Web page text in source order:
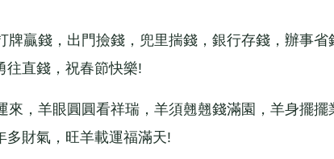
贏錢，出門撿錢，兜里揣錢，銀行存錢，辦事省
往直錢，祝春節快樂!
，羊眼圓圓看祥瑞，羊須翹翹錢滿園，羊身擺擺
多財氣，旺羊載運福滿天!